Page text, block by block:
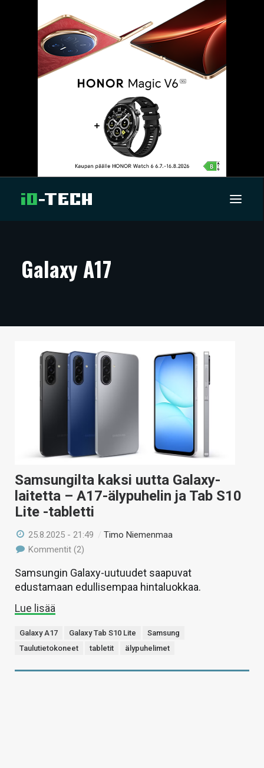
ARTIKKELIT
TECHBBS
HINTA.FI
HAKU
Galaxy A17
Samsungilta kaksi uutta Galaxy-
laitetta – A17-älypuhelin ja Tab S10
Lite -tabletti
25.8.2025 - 21:49 /Timo Niemenmaa
Kommentit (2)
Samsungin Galaxy-uutuudet saapuvat
edustamaan edullisempaa hintaluokkaa.
Lue lisää
Galaxy A17 Galaxy Tab S10 Lite
Samsung
Taulutietokoneet
tabletit älypuhelimet